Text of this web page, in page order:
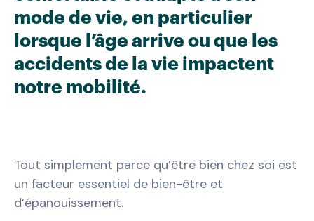
mode de vie, en particulier
lorsque l’âge arrive ou que les
accidents de la vie impactent
notre mobilité.
Tout simplement parce qu’être bien chez soi est
un facteur essentiel de bien-être et
d’épanouissement.